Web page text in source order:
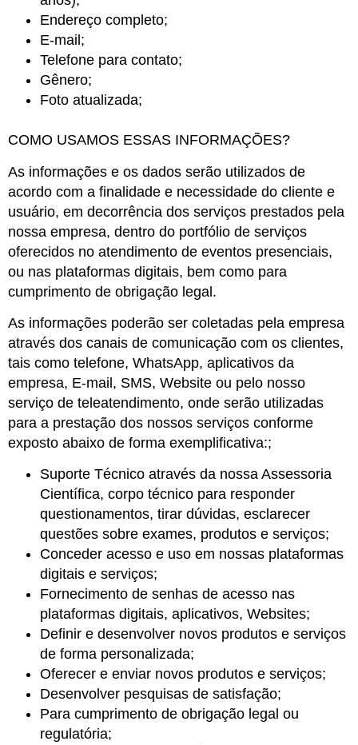
Endereço completo;
E-mail;
Telefone para contato;
Gênero;
Foto atualizada;
COMO USAMOS ESSAS INFORMAÇÕES?
As informações e os dados serão utilizados de
acordo com a finalidade e necessidade do cliente e
usuário, em decorrência dos serviços prestados pela
nossa empresa, dentro do portfólio de serviços
oferecidos no atendimento de eventos presenciais,
ou nas plataformas digitais, bem como para
cumprimento de obrigação legal.
As informações poderão ser coletadas pela empresa
através dos canais de comunicação com os clientes,
tais como telefone, WhatsApp, aplicativos da
empresa, E-mail, SMS, Website ou pelo nosso
serviço de teleatendimento, onde serão utilizadas
para a prestação dos nossos serviços conforme
exposto abaixo de forma exemplificativa:;
Suporte Técnico através da nossa Assessoria
Científica, corpo técnico para responder
questionamentos, tirar dúvidas, esclarecer
questões sobre exames, produtos e serviços;
Conceder acesso e uso em nossas plataformas
digitais e serviços;
Fornecimento de senhas de acesso nas
plataformas digitais, aplicativos, Websites;
Definir e desenvolver novos produtos e serviços
de forma personalizada;
Oferecer e enviar novos produtos e serviços;
Desenvolver pesquisas de satisfação;
Para cumprimento de obrigação legal ou
regulatória;